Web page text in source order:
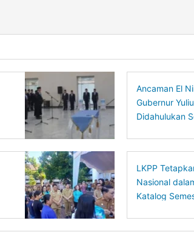
Ancaman El
Gubernur
Didahulukan
LKPP
Nasional
Katalog